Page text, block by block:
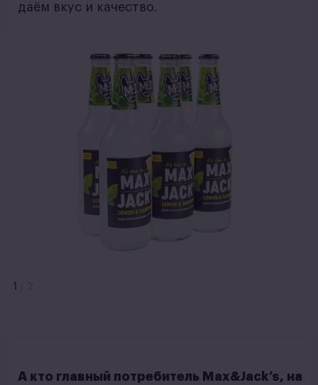
даём вкус и качество.
1
А кто главный потребитель Max&Jack’s, на